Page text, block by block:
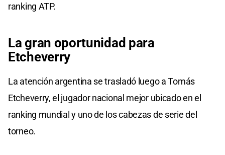
ranking ATP.
La gran oportunidad para
Etcheverry
La atención argentina se trasladó luego a Tomás
Etcheverry, el jugador nacional mejor ubicado en el
ranking mundial y uno de los cabezas de serie del
torneo.